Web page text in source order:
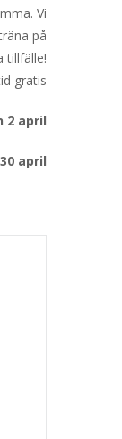
Vi
på
tillfälle!
gratis.
april.
april.